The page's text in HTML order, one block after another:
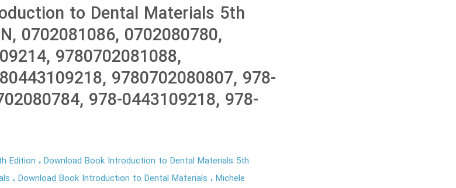
to Dental Materials 5th
0702081086, 0702080780,
9780702081088,
9780702080807, 978-
978-0443109218, 978-
Edition Download Book Introduction to Dental Materials 5th
Download Book Introduction to Dental Materials
Michele